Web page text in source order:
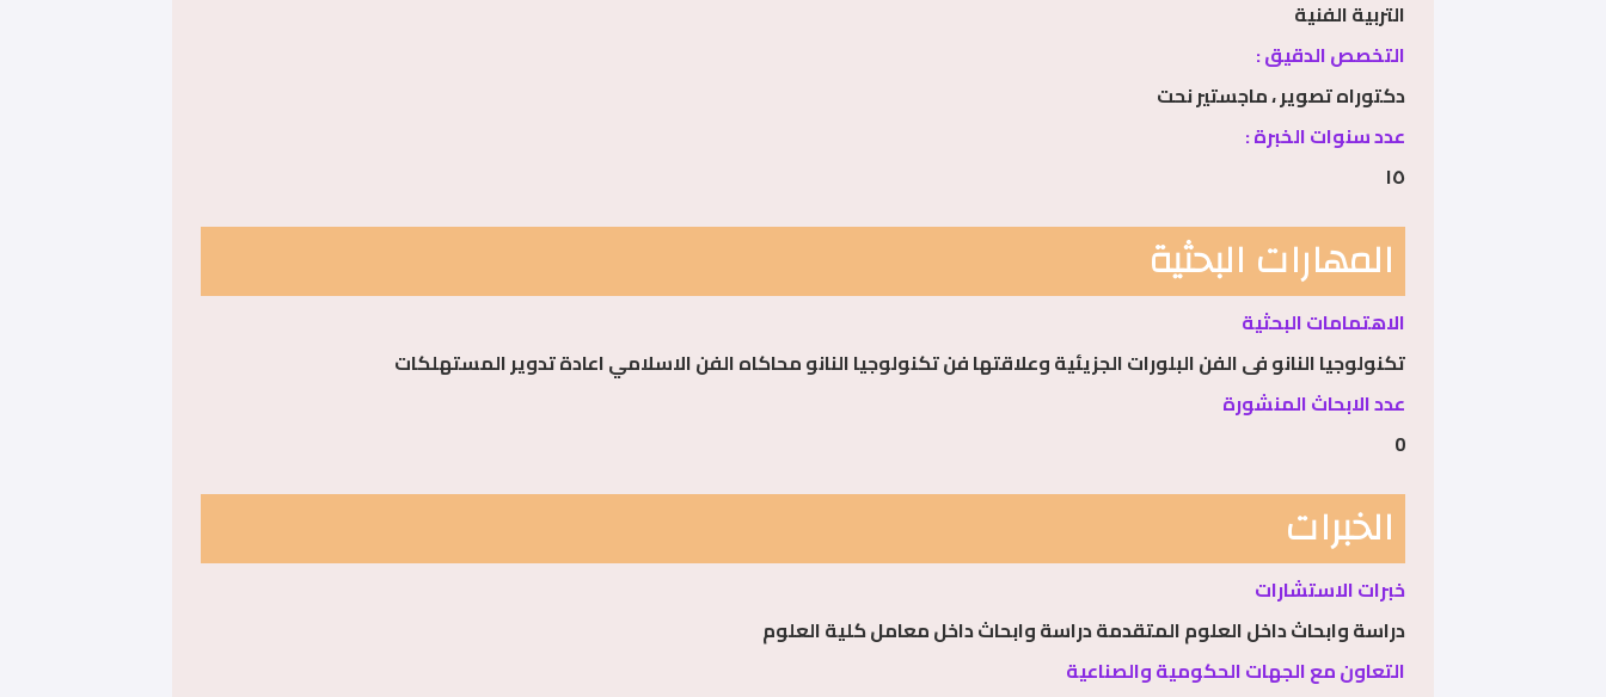
التربية الفنية
التخصص الدقيق :
دكتوراه تصوير ، ماجستير نحت
عدد سنوات الخبرة :
١٥
المهارات البحثية
الاهتمامات البحثية
تكنولوجيا النانو فى الفن البلورات الجزيئية وعلاقتها فن تكنولوجيا النانو محاكاه الفن الاسلامي اعادة تدوير المستهلكات
عدد الابحاث المنشورة
0
الخبرات
خبرات الاستشارات
دراسة وابحاث داخل العلوم المتقدمة دراسة وابحاث داخل معامل كلية العلوم
التعاون مع الجهات الحكومية والصناعية